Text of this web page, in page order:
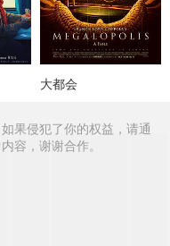
大都会
果侵犯了你的权益，请通
容，谢谢合作。